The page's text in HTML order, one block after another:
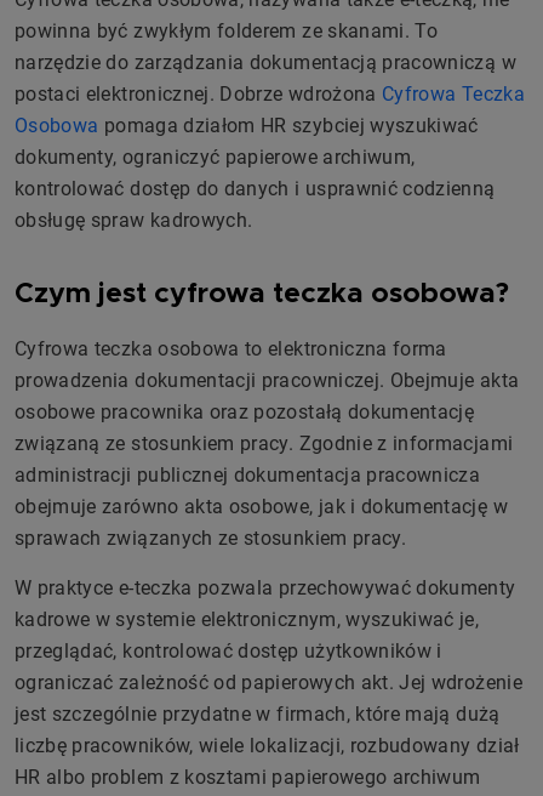
powinna być zwykłym folderem ze skanami. To
narzędzie do zarządzania dokumentacją pracowniczą w
postaci elektronicznej. Dobrze wdrożona Cyfrowa Teczka
Osobowa pomaga działom HR szybciej wyszukiwać
dokumenty, ograniczyć papierowe archiwum,
kontrolować dostęp do danych i usprawnić codzienną
obsługę spraw kadrowych.
Czym jest cyfrowa teczka osobowa?
Cyfrowa teczka osobowa to elektroniczna forma
prowadzenia dokumentacji pracowniczej. Obejmuje akta
osobowe pracownika oraz pozostałą dokumentację
związaną ze stosunkiem pracy. Zgodnie z informacjami
administracji publicznej dokumentacja pracownicza
obejmuje zarówno akta osobowe, jak i dokumentację w
sprawach związanych ze stosunkiem pracy.
W praktyce e-teczka pozwala przechowywać dokumenty
kadrowe w systemie elektronicznym, wyszukiwać je,
przeglądać, kontrolować dostęp użytkowników i
ograniczać zależność od papierowych akt. Jej wdrożenie
jest szczególnie przydatne w firmach, które mają dużą
liczbę pracowników, wiele lokalizacji, rozbudowany dział
HR albo problem z kosztami papierowego archiwum